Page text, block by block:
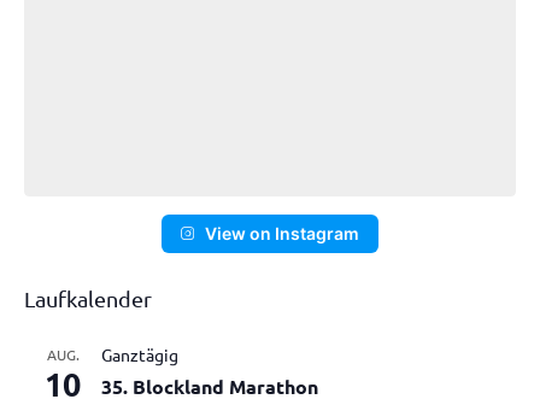
View on Instagram
Laufkalender
AUG.
10
Ganztägig
35. Blockland Marathon